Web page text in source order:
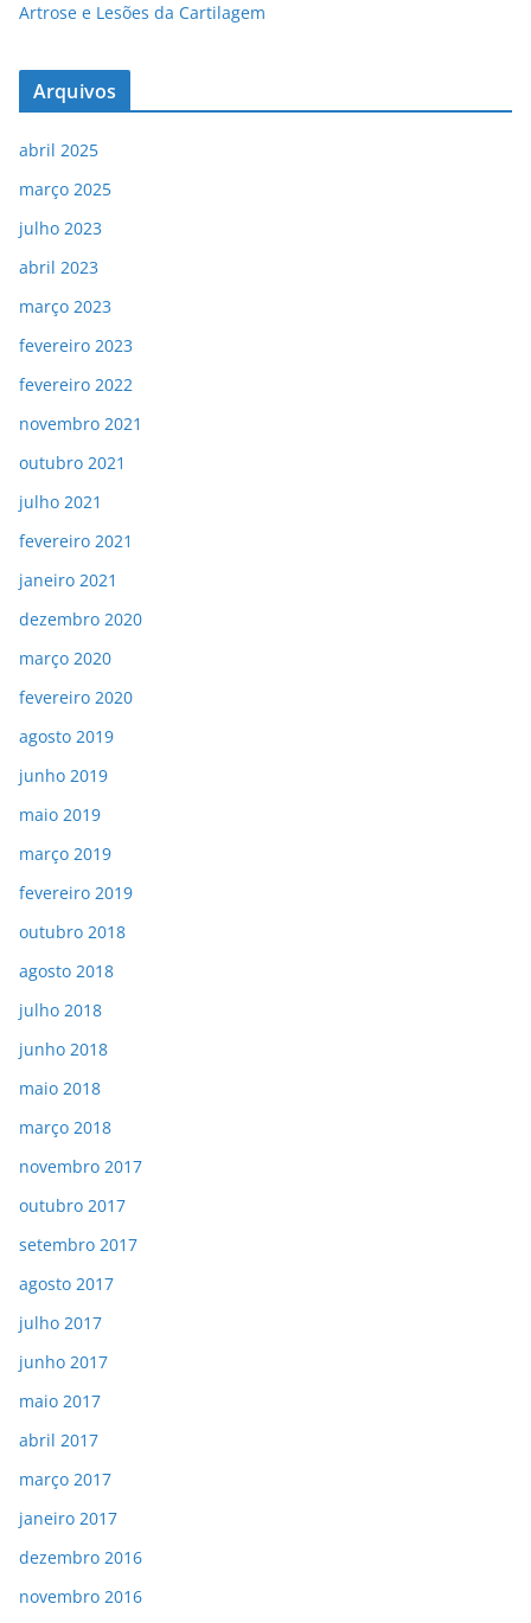
Artrose e Lesões da Cartilagem
Arquivos
abril 2025
março 2025
julho 2023
abril 2023
março 2023
fevereiro 2023
fevereiro 2022
novembro 2021
outubro 2021
julho 2021
fevereiro 2021
janeiro 2021
dezembro 2020
março 2020
fevereiro 2020
agosto 2019
junho 2019
maio 2019
março 2019
fevereiro 2019
outubro 2018
agosto 2018
julho 2018
junho 2018
maio 2018
março 2018
novembro 2017
outubro 2017
setembro 2017
agosto 2017
julho 2017
junho 2017
maio 2017
abril 2017
março 2017
janeiro 2017
dezembro 2016
novembro 2016